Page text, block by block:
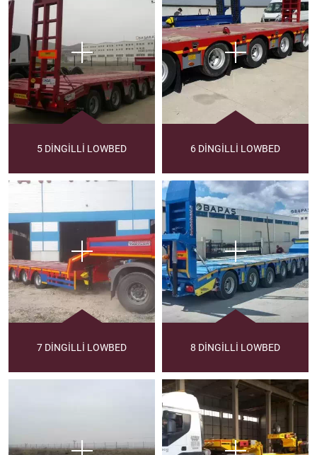
5 DİNGİLLİ LOWBED 6 DİNGİLLİ LOWBED
7 DİNGİLLİ LOWBED 8 DİNGİLLİ LOWBED